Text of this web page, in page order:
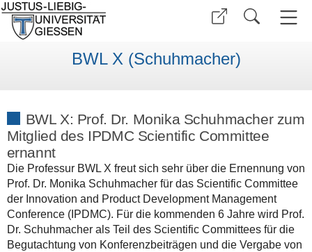
BWL X (Schuhmacher)
BWL X: Prof. Dr. Monika Schuhmacher zum
Mitglied des IPDMC Scientific Committee
ernannt
Die Professur BWL X freut sich sehr über die Ernennung von
Prof. Dr. Monika Schuhmacher für das Scientific Committee
der Innovation and Product Development Management
Conference (IPDMC). Für die kommenden 6 Jahre wird Prof.
Dr. Schuhmacher als Teil des Scientific Committees für die
Begutachtung von Konferenzbeiträgen und die Vergabe von